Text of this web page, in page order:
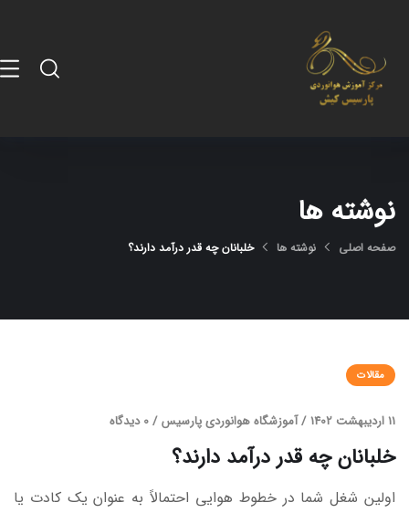
نوشته ها
صفحه اصلی نوشته ها خلبانان چه قدر درآمد دارند؟
مقالات
11 اردیبهشت 1402 /آموزشگاه هوانوردی پارسیس /0 دیدگاه
خلبانان چه قدر درآمد دارند؟
اولین شغل شما در خطوط هوایی احتمالاً به عنوان یک کادت یا